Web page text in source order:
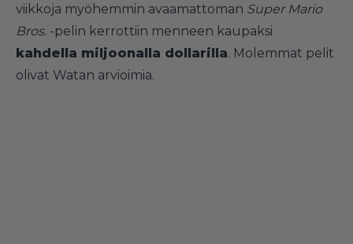
viikkoja myöhemmin avaamattoman Super Mario
Bros. -pelin kerrottiin menneen kaupaksi
kahdella miljoonalla dollarilla. Molemmat pelit
olivat Watan arvioimia.